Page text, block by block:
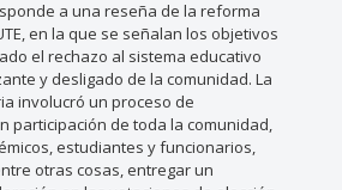
a una reseña de la reforma
en la que se señalan los objetivos
el rechazo al sistema educativo
y desligado de la comunidad. La
involucró un proceso de
participación de toda la comunidad,
estudiantes y funcionarios,
otras cosas, entregar un